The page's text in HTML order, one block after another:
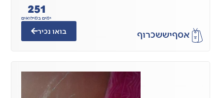
אסףיששכרוף
ימים במילואים
251
בואו נכיר